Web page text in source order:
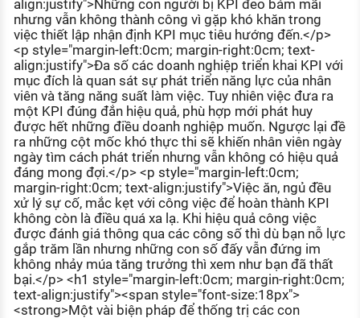
align:justify">Những con người bị KPI đeo bám mãi
nhưng vẫn không thành công vì gặp khó khăn trong
việc thiết lập nhận định KPI mục tiêu hướng đến.</p>
<p style="margin-left:0cm; margin-right:0cm; text-
align:justify">Đa số các doanh nghiệp triển khai KPI với
mục đích là quan sát sự phát triển năng lực của nhân
viên và tăng năng suất làm việc. Tuy nhiên việc đưa ra
một KPI đúng đắn hiệu quả, phù hợp mới phát huy
được hết những điều doanh nghiệp muốn. Ngược lại đề
ra những cột mốc khó thực thi sẽ khiến nhân viên ngày
ngày tìm cách phát triển nhưng vẫn không có hiệu quả
đáng mong đợi.</p> <p style="margin-left:0cm;
margin-right:0cm; text-align:justify">Việc ăn, ngủ đều
xử lý sự cố, mắc kẹt với công việc để hoàn thành KPI
không còn là điều quá xa lạ. Khi hiệu quả công việc
được đánh giá thông qua các công số thì dù bạn nỗ lực
gắp trăm lần nhưng những con số đấy vẫn đứng im
không nhảy múa tăng trưởng thì xem như bạn đã thất
bại.</p> <h1 style="margin-left:0cm; margin-right:0cm;
text-align:justify"><span style="font-size:18px">
<strong>Một vài biện pháp để thống trị các con